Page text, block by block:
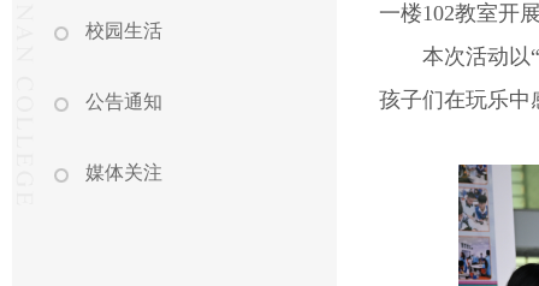
校园生活
公告通知
媒体关注
一楼102教室开
本次活动以
孩子们在玩乐中